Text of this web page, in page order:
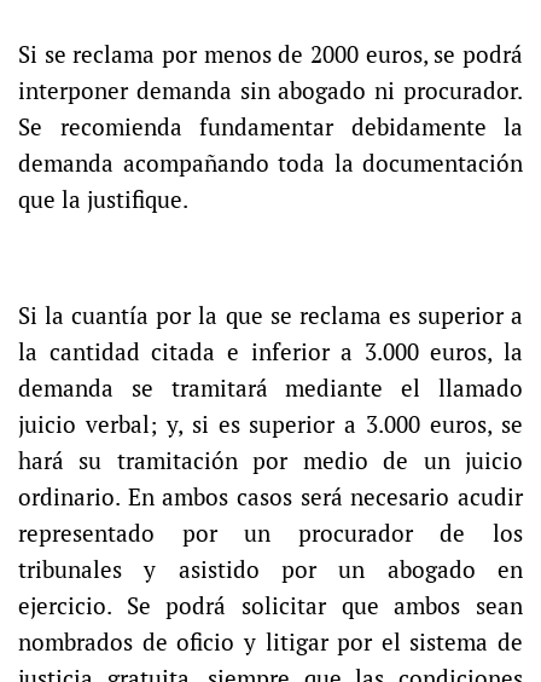
Si se reclama por menos de 2000 euros, se podrá
interponer demanda sin abogado ni procurador.
Se recomienda fundamentar debidamente la
demanda acompañando toda la documentación
que la justifique.
Si la cuantía por la que se reclama es superior a
la cantidad citada e inferior a 3.000 euros, la
demanda se tramitará mediante el llamado
juicio verbal; y, si es superior a 3.000 euros, se
hará su tramitación por medio de un juicio
ordinario. En ambos casos será necesario acudir
representado por un procurador de los
tribunales y asistido por un abogado en
ejercicio. Se podrá solicitar que ambos sean
nombrados de oficio y litigar por el sistema de